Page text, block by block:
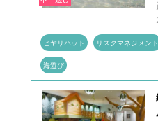
ヒヤリハット リスクマネジメント
海遊び